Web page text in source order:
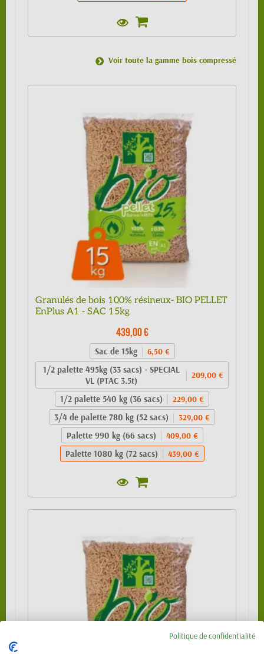
Voir toute la gamme bois compressé
Granulés de bois 100% résineux- BIO PELLET
EnPlus A1 - SAC 15kg
439,00 €
Sac de 15kg 6,50 €
1/2 palette 495kg (33 sacs) - SPECIAL
VL (PTAC 3.5t)
209,00 €
1/2 palette 540 kg (36 sacs) 229,00 €
3/4 de palette 780 kg (52 sacs) 329,00 €
Palette 990 kg (66 sacs) 409,00 €
Palette 1080 kg (72 sacs) 439,00 €
Politique de confidentialité